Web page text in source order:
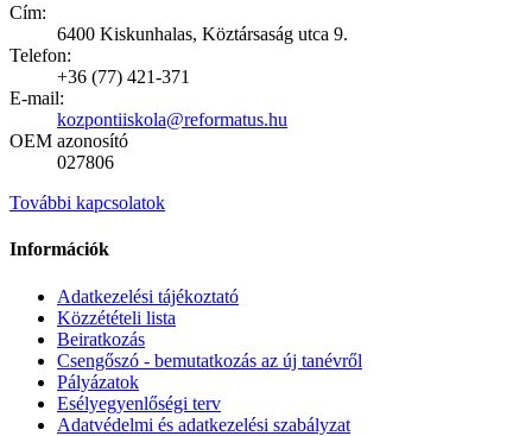
Cím:
6400 Kiskunhalas, Köztársaság utca 9.
Telefon:
+36 (77) 421-371
E-mail:
kozpontiiskola@reformatus.hu
OEM azonosító
027806
További kapcsolatok
Információk
Adatkezelési tájékoztató
Közzétételi lista
Beiratkozás
Csengőszó - bemutatkozás az új tanévről
Pályázatok
Esélyegyenlőségi terv
Adatvédelmi és adatkezelési szabályzat